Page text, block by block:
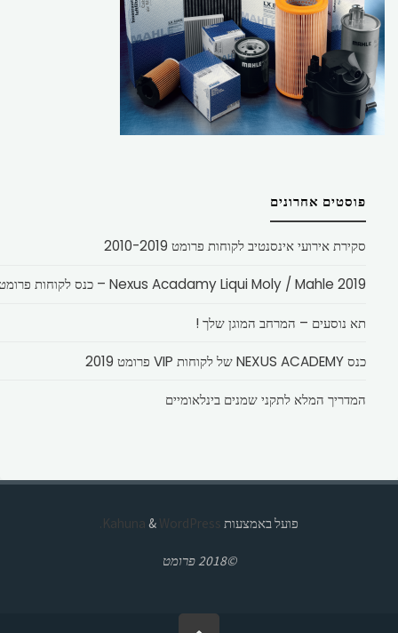
פוסטים אחרונים
סקירת אירועי אינסנטיב לקוחות פרומט 2010-2019
Nexus Acadamy Liqui Moly / Mahle 2019 – כנס לקוחות פרומט
תא נוסעים – המרחב המוגן שלך !
כנס NEXUS ACADEMY של לקוחות VIP פרומט 2019
המדריך המלא לתקני שמנים בינלאומיים
פועל באמצעות & WordPress.
©2018 פרומט